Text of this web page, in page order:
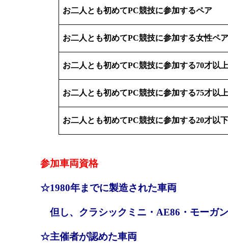
お二人とも初めてPC競技に参加するペア
お二人とも初めてPC競技に参加する女性ペア
お二人とも初めてPC競技に参加する70才以
お二人とも初めてPC競技に参加する75才以
お二人とも初めてPC競技に参加する20才以
参加車両資格
☆1980年までに製造された車両
但し、クラシックミニ・AE86・モーガ
☆主催者が認めた車両